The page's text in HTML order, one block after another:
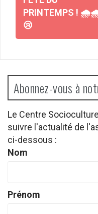
PRINTEMPS !
😢
Abonnez-vous à
Le Centre
suivre l'actualité de
ci-dessous :
Nom
Prénom